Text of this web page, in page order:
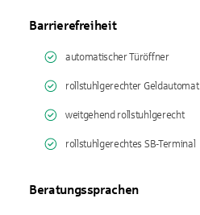
Barrierefreiheit
automatischer Türöffner
rollstuhlgerechter Geldautomat
weitgehend rollstuhlgerecht
rollstuhlgerechtes SB-Terminal
Beratungssprachen